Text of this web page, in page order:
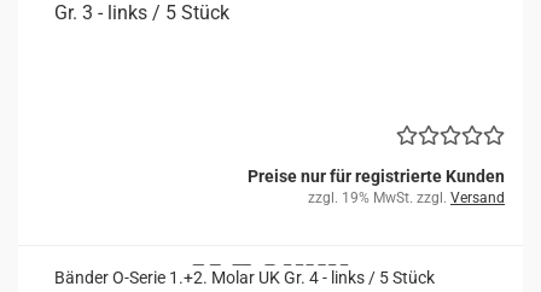
Gr. 3 - links / 5 Stück
Preise nur für registrierte Kunden
zzgl. 19% MwSt. zzgl. Versand
Bän­der O-​Serie 1.+2. Molar UK Gr. 4 - links / 5 Stück